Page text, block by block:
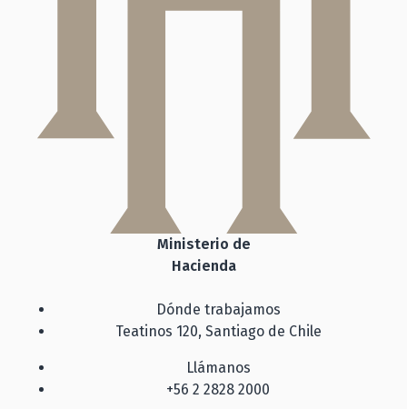
Ministerio de
Hacienda
Dónde trabajamos
Teatinos 120, Santiago de Chile
Llámanos
+56 2 2828 2000